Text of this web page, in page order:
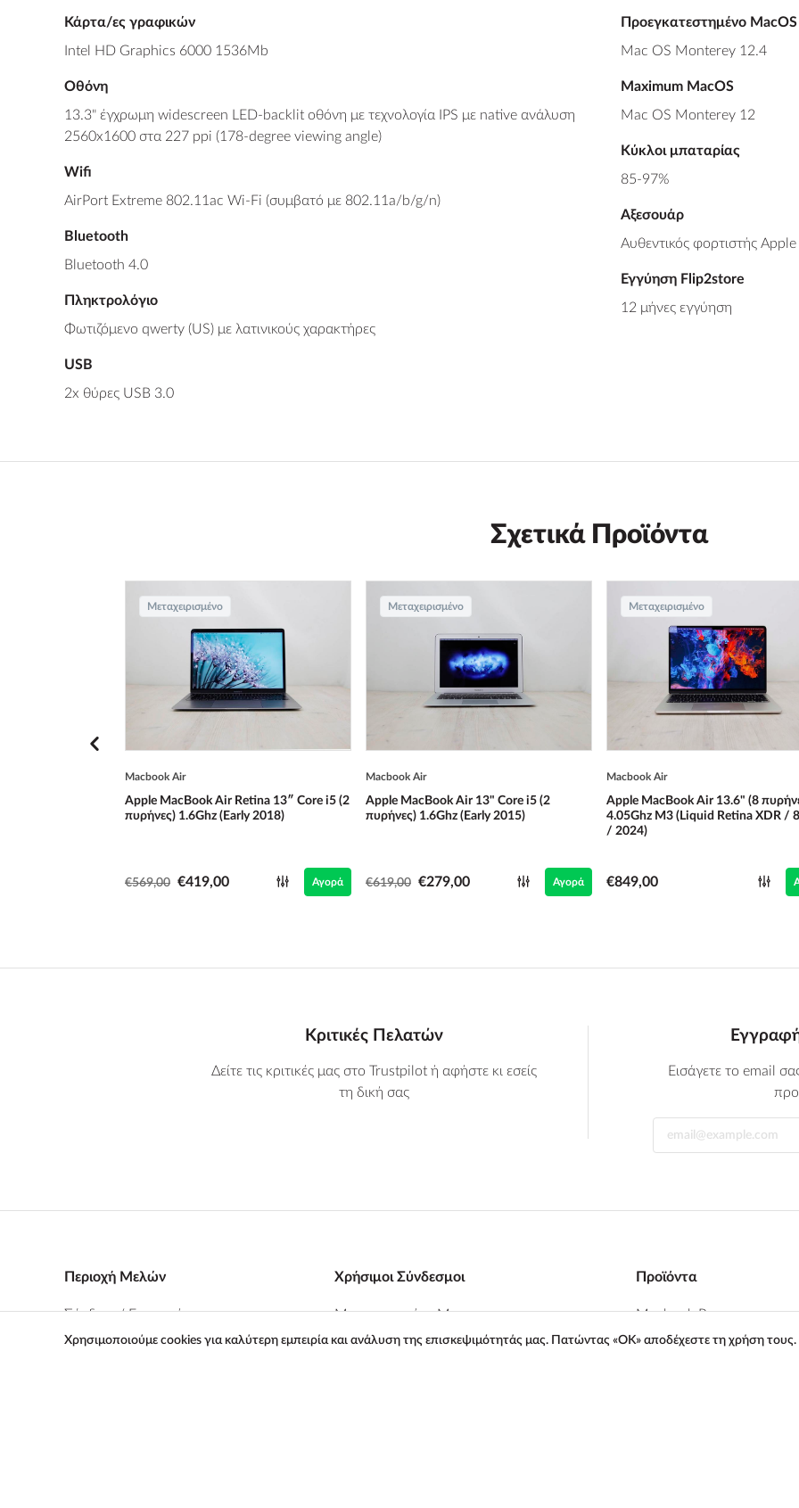
Κάρτα/ες γραφικών
Intel HD Graphics 6000 1536Mb
Οθόνη
13.3" έγχρωμη widescreen LED-backlit οθόνη με τεχνολογία IPS με native ανάλυση
2560x1600 στα 227 ppi (178-degree viewing angle)
Wifi
AirPort Extreme 802.11ac Wi-Fi (συμβατό με 802.11a/b/g/n)
Bluetooth
Bluetooth 4.0
Πληκτρολόγιο
Φωτιζόμενο qwerty (US) με λατινικούς χαρακτήρες
USB
2x θύρες USB 3.0
Προεγκατεστημένο MacOS
Mac OS Monterey 12.4
Maximum MacOS
Mac OS Monterey 12
Κύκλοι μπαταρίας
85-97%
Αξεσουάρ
Αυθεντικός φορτιστής
Εγγύηση Flip2store
12 μήνες εγγύηση
Σχετικά Προϊόντα
Μεταχειρισμένο
Macbook Air
Apple MacBook Air Retina 13″ Core i5 (2
πυρήνες) 1.6Ghz (Early 2018)
€569,00 €419,00 Αγορά
Μεταχειρισμένο
Macbook Air
Apple MacBook Air 13" Core i5 (2
πυρήνες) 1.6Ghz (Early 2015)
€619,00 €279,00 Αγορά
Μεταχειρισμένο
Macbook Air
Apple MacBook Air 13.6" (8
4.05Ghz M3 (Liquid Retina XDR /
/ 2024)
€849,00
Κριτικές Πελατών
Δείτε τις κριτικές μας στο Trustpilot ή αφήστε κι εσείς
τη δική σας
Εισάγετε το email
Περιοχή Μελών
Σύνδεση/ Εγγραφή
Χρήσιμοι Σύνδεσμοι
Μεταχειρισμένα Mac
Πώληση Mac
Προϊόντα
Macbook Pro
Macbook Air
Χρησιμοποιούμε cookies για καλύτερη εμπειρία και ανάλυση της επισκεψιμότητάς μας. Πατώντας «ΟΚ» αποδέχεστε τη χρήση τους.